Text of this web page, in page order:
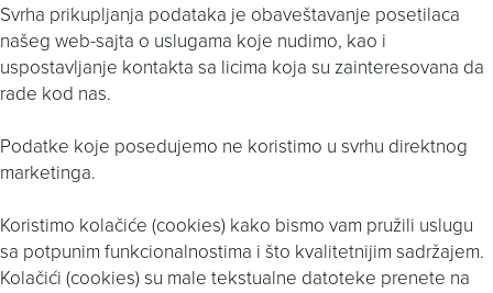
Svrha prikupljanja podataka je obaveštavanje posetilaca
našeg web-sajta o uslugama koje nudimo, kao i
uspostavljanje kontakta sa licima koja su zainteresovana da
rade kod nas.
Podatke koje posedujemo ne koristimo u svrhu direktnog
marketinga.
Koristimo kolačiće (cookies) kako bismo vam pružili uslugu
sa potpunim funkcionalnostima i što kvalitetnijim sadržajem.
Kolačići (cookies) su male tekstualne datoteke prenete na